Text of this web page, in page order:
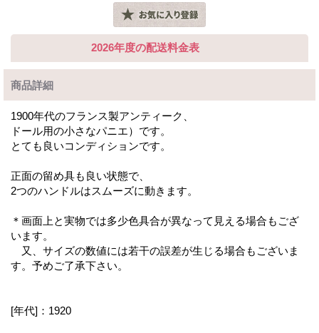
2026年度の配送料金表
商品詳細
1900年代のフランス製アンティーク、
ドール用の小さなパニエ）です。
とても良いコンディションです。
正面の留め具も良い状態で、
2つのハンドルはスムーズに動きます。
＊画面上と実物では多少色具合が異なって見える場合もござ
います。
又、サイズの数値には若干の誤差が生じる場合もございま
す。予めご了承下さい。
[年代]：1920